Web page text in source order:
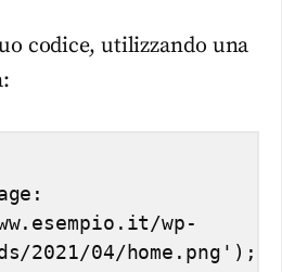
codice, utilizzando una
wp-
2021/04/home.png');